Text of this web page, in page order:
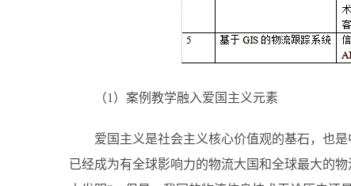
（1）案例教学融入爱国主义元素
爱国主义是社会主义核心价值观的基石，也
已经成为有全球影响力的物流大国和全球最大的